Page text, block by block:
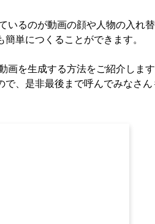
いるのが動画の顔や人物の入れ
単につくることができます。
を生成する方法をご紹介しま
、是非最後まで呼んでみなさ